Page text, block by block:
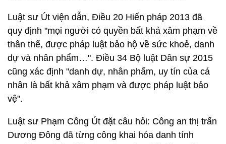
Luật sư Út viện dẫn, Điều 20 Hiến pháp 2013 đã
quy định "mọi người có quyền bất khả xâm phạm về
thân thể, được pháp luật bảo hộ về sức khoẻ, danh
dự và nhân phẩm…". Điều 34 Bộ luật Dân sự 2015
cũng xác định "danh dự, nhân phẩm, uy tín của cá
nhân là bất khả xâm phạm và được pháp luật bảo
vệ".
Luật sư Phạm Công Út đặt câu hỏi: Công an thị trấn
Dương Đông đã từng công khai hóa danh tính